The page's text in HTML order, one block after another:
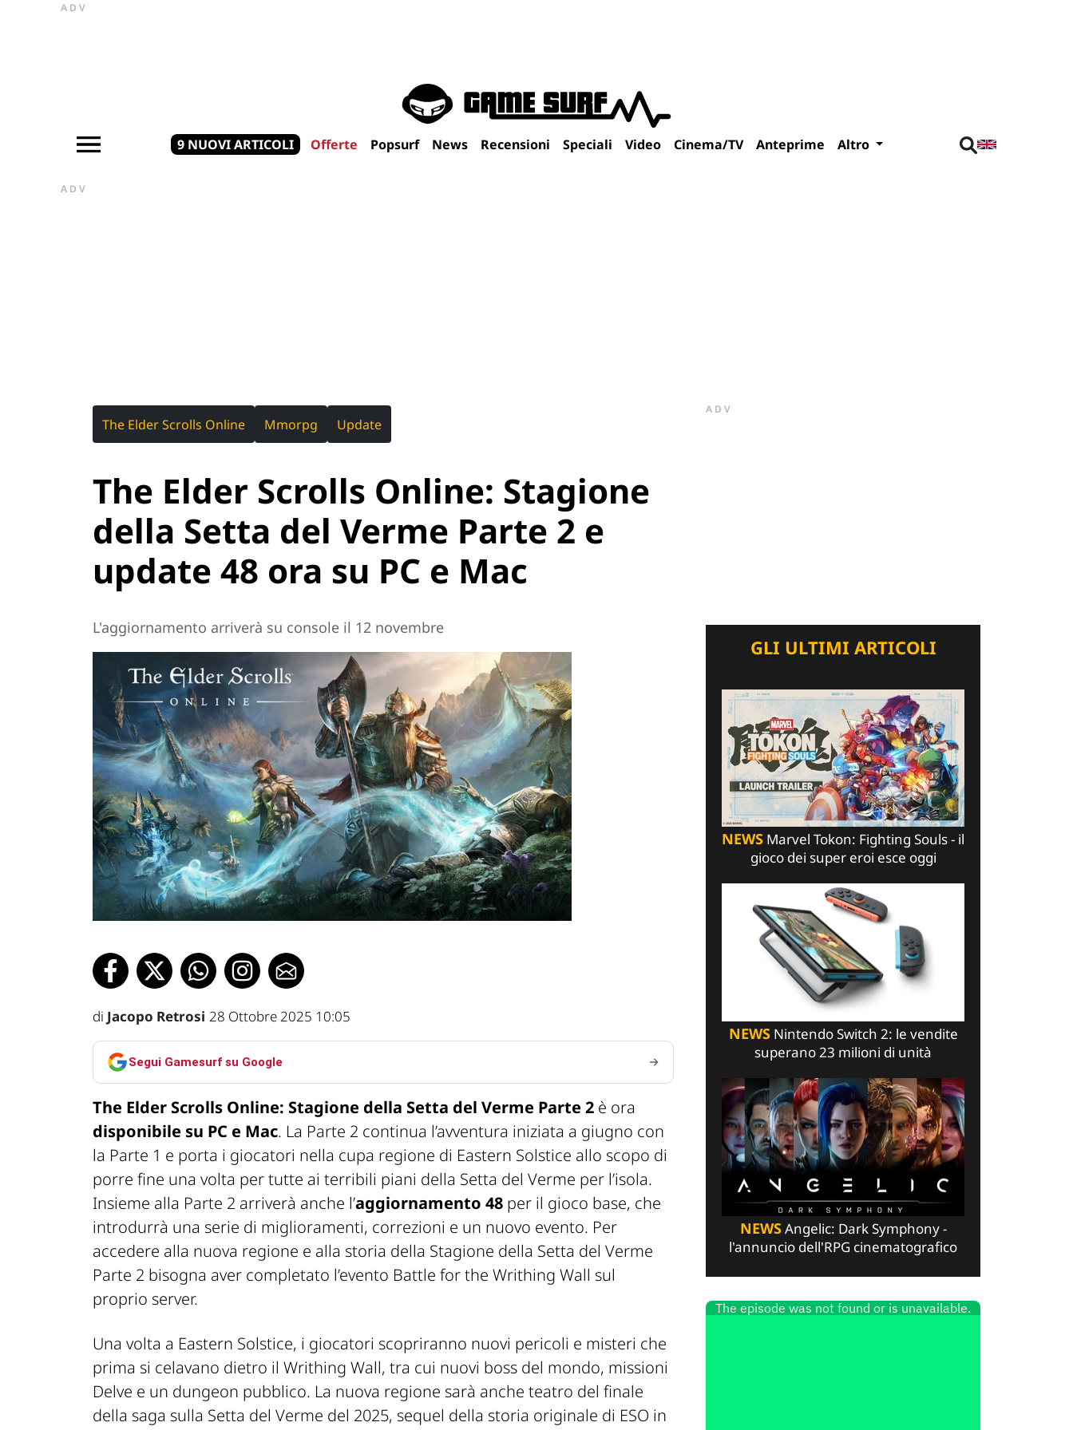
ADV
9 NUOVI ARTICOLI Offerte Popsurf News Recensioni Speciali Video Cinema/TV Anteprime Altro
ADV
The Elder Scrolls Online Mmorpg Update
The Elder Scrolls Online: Stagione
della Setta del Verme Parte 2 e
update 48 ora su PC e Mac
L'aggiornamento arriverà su console il 12 novembre
di Jacopo Retrosi 28 Ottobre 2025 10:05
Segui Gamesurf su Google
The Elder Scrolls Online: Stagione della Setta del Verme Parte 2 è ora
disponibile su PC e Mac. La Parte 2 continua l’avventura iniziata a giugno con
la Parte 1 e porta i giocatori nella cupa regione di Eastern Solstice allo scopo di
porre fine una volta per tutte ai terribili piani della Setta del Verme per l’isola.
Insieme alla Parte 2 arriverà anche l’aggiornamento 48 per il gioco base, che
introdurrà una serie di miglioramenti, correzioni e un nuovo evento. Per
accedere alla nuova regione e alla storia della Stagione della Setta del Verme
Parte 2 bisogna aver completato l’evento Battle for the Writhing Wall sul
proprio server.
Una volta a Eastern Solstice, i giocatori scopriranno nuovi pericoli e misteri che
prima si celavano dietro il Writhing Wall, tra cui nuovi boss del mondo, missioni
Delve e un dungeon pubblico. La nuova regione sarà anche teatro del finale
della saga sulla Setta del Verme del 2025, sequel della storia originale di ESO in
ADV
GLI ULTIMI ARTICOLI
NEWS Marvel Tokon: Fighting Souls - il
gioco dei super eroi esce oggi
NEWSNintendo Switch 2: le vendite
superano 23 milioni di unità
NEWSAngelic: Dark Symphony -
l'annuncio dell'RPG cinematografico